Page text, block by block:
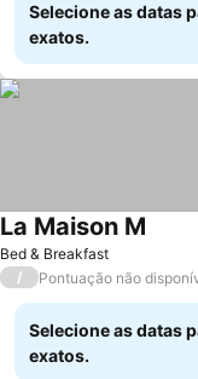
Selecione as datas
exatos.
Bed & Breakfast
La Maison M
/ Pontuação não
Selecione as datas
exatos.